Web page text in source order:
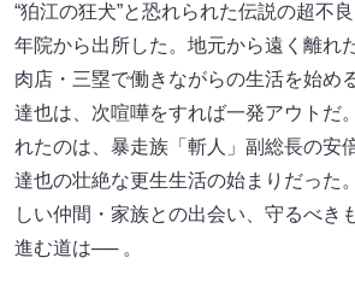
“狛江の狂犬”と恐れられた伝説の超不
年院から出所した。地元から遠く離れ
肉店・三塁で働きながらの生活を始め
達也は、次喧嘩をすれば一発アウトだ
れたのは、暴走族「斬人」副総長の安
達也の壮絶な更生生活の始まりだった
しい仲間・家族との出会い、守るべき
進む道は── 。